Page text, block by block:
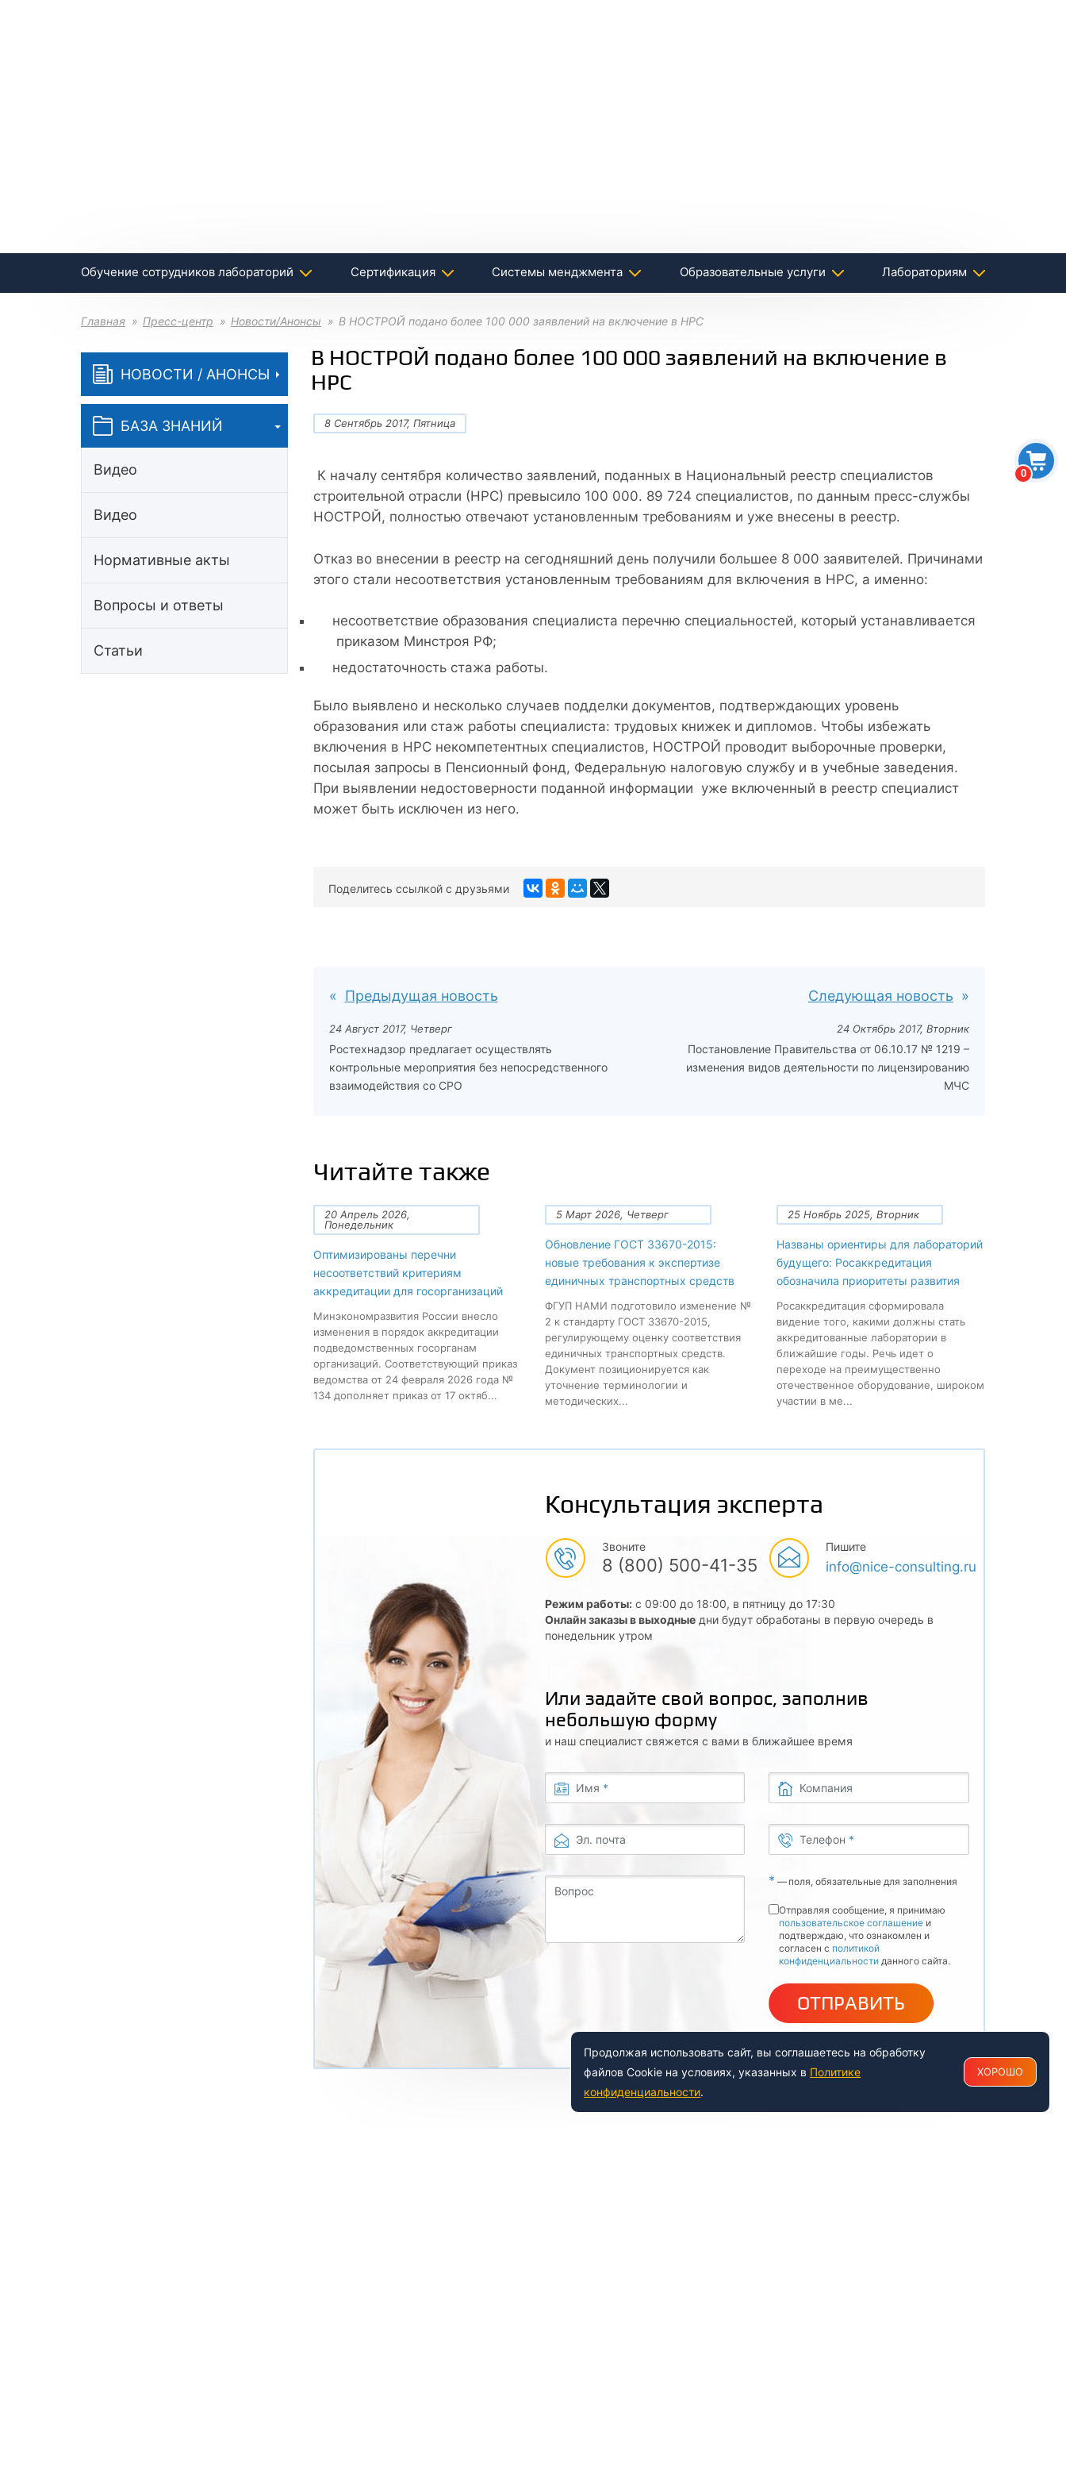
0
Обучение сотрудников лабораторий Сертификация Системы менджмента Образовательные услуги Лабораториям
Главная Пресс-центр Новости/Анонсы В НОСТРОЙ подано более 100 000 заявлений на включение в НРС
НОВОСТИ / АНОНСЫ
БАЗА ЗНАНИЙ
Видео
Видео
Нормативные акты
Вопросы и ответы
Статьи
В НОСТРОЙ подано более 100 000 заявлений на включение в
НРС
8 Сентябрь 2017, Пятница
К началу сентября количество заявлений, поданных в Национальный реестр специалистов
строительной отрасли (НРС) превысило 100 000. 89 724 специалистов, по данным пресс-службы
НОСТРОЙ, полностью отвечают установленным требованиям и уже внесены в реестр.
Отказ во внесении в реестр на сегодняшний день получили большее 8 000 заявителей. Причинами
этого стали несоответствия установленным требованиям для включения в НРС, а именно:
несоответствие образования специалиста перечню специальностей, который устанавливается
приказом Минстроя РФ;
недостаточность стажа работы.
Было выявлено и несколько случаев подделки документов, подтверждающих уровень
образования или стаж работы специалиста: трудовых книжек и дипломов. Чтобы избежать
включения в НРС некомпетентных специалистов, НОСТРОЙ проводит выборочные проверки,
посылая запросы в Пенсионный фонд, Федеральную налоговую службу и в учебные заведения.
При выявлении недостоверности поданной информации уже включенный в реестр специалист
может быть исключен из него.
Поделитесь ссылкой с друзьями
Предыдущая новость
24 Август 2017, Четверг
Ростехнадзор предлагает осуществлять
контрольные мероприятия без непосредственного
взаимодействия со СРО
Следующая новость
24 Октябрь 2017, Вторник
Постановление Правительства от 06.10.17 № 1219 –
изменения видов деятельности по лицензированию
МЧС
Читайте также
20 Апрель 2026,
Понедельник
Оптимизированы перечни
несоответствий критериям
аккредитации для госорганизаций
Минэкономразвития России внесло
изменения в порядок аккредитации
подведомственных госорганам
организаций. Соответствующий приказ
ведомства от 24 февраля 2026 года №
134 дополняет приказ от 17 октяб...
5 Март 2026, Четверг
Обновление ГОСТ 33670-2015:
новые требования к экспертизе
единичных транспортных средств
ФГУП НАМИ подготовило изменение №
2 к стандарту ГОСТ 33670-2015,
регулирующему оценку соответствия
единичных транспортных средств.
Документ позиционируется как
уточнение терминологии и
методических...
25 Ноябрь 2025, Вторник
Названы ориентиры для лабораторий
будущего: Росаккредитация
обозначила приоритеты развития
Росаккредитация сформировала
видение того, какими должны стать
аккредитованные лаборатории в
ближайшие годы. Речь идет о
переходе на преимущественно
отечественное оборудование, широком
участии в ме...
Консультация эксперта
Звоните
8 (800) 500-41-35
Пишите
info@nice-consulting.ru
Режим работы:с 09:00 до 18:00, в пятницу до 17:30
Онлайн заказы в выходныедни будут обработаны в первую очередь в
понедельник утром
Или задайте свой вопрос, заполнив
небольшую форму
и наш специалист свяжется с вами в ближайшее время
Имя *
Эл. почта
Вопрос
Компания
Телефон *
* — поля, обязательные для заполнения
Отправляя сообщение, я принимаю
пользовательское соглашение и
подтверждаю, что ознакомлен и
согласен с политикой
конфиденциальности данного сайта.
ОТПРАВИТЬ
Продолжая использовать сайт, вы соглашаетесь на обработку
файлов Cookie на условиях, указанных в Политике
конфиденциальности.
ХОРОШО